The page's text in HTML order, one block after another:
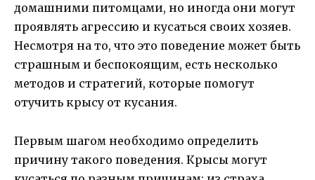
домашними питомцами, но иногда они могут
проявлять агрессию и кусаться своих хозяев.
Несмотря на то, что это поведение может быть
страшным и беспокоящим, есть несколько
методов и стратегий, которые помогут
отучить крысу от кусания.
Первым шагом необходимо определить
причину такого поведения. Крысы могут